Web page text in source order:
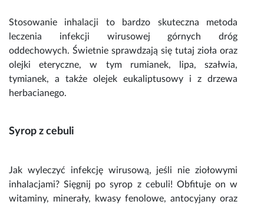
Stosowanie inhalacji to bardzo skuteczna metoda
leczenia infekcji wirusowej górnych dróg
oddechowych. Świetnie sprawdzają się tutaj zioła oraz
olejki eteryczne, w tym rumianek, lipa, szałwia,
tymianek, a także olejek eukaliptusowy i z drzewa
herbacianego.
Syrop z cebuli
Jak wyleczyć infekcję wirusową, jeśli nie ziołowymi
inhalacjami? Sięgnij po syrop z cebuli! Obfituje on w
witaminy, minerały, kwasy fenolowe, antocyjany oraz